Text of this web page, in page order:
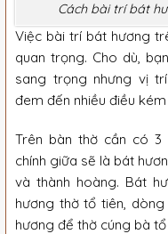
Cách bài trí bát
Việc bài trí bát hương
quan trọng. Cho dù,
sang trọng nhưng vị
đem đến nhiều điều
Trên bàn thờ cần có 3
chính giữa sẽ là bát
và thành hoàng. Bát
hương thờ tổ tiên,
hương để thờ cúng bà